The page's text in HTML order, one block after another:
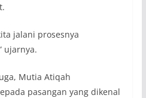
jalani prosesnya
ujarnya.
Mutia Atiqah
pasangan yang dikenal